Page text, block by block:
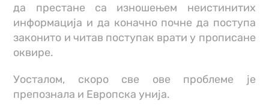
да престане са изношењем неистинитих
информација и да коначно почне да поступа
законито и читав поступак врати у прописане
оквире.
Уосталом, скоро све ове проблеме је
препознала и Европска унија.